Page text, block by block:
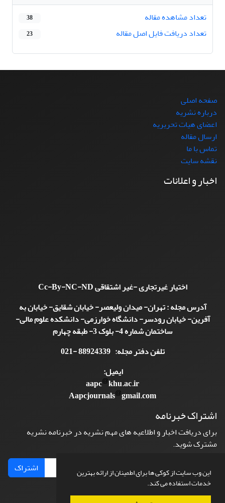
این وب سایت از کوکی ها برای اطمینان از ارائه بهترین
خدمات استفاده می کند.
تعداد مشاهده مقاله
38
تعداد دریافت فایل اصل مقاله 23
صفحه اصلی
درباره نشریه
اعضای هیات تحریریه
ارسال مقاله
تماس با ما
نقشه سایت
اخبار و اعلانات
اختیار غیرتجاری -غیر اشتقاقیCc-By-NC-ND
آدرس مجله : تهران- میدان ولیعصر- خیابان شقایق- خیابان به
آفرین- خیابان رودسر- دانشگاه خوارزمی- دانشکده علوم مالی-
ساختمان شماره 4- بلوک 3- طبقه چهارم
تلفن دفتر مجله: 88924339 -021
ایمیل:
aapc khu.ac.ir
Aapcjournals gmail.com
اشتراک خبرنامه
برای دریافت اخبار و اطلاعیه های مهم نشریه در خبرنامه نشریه
مشترک شوید.
اشتراک